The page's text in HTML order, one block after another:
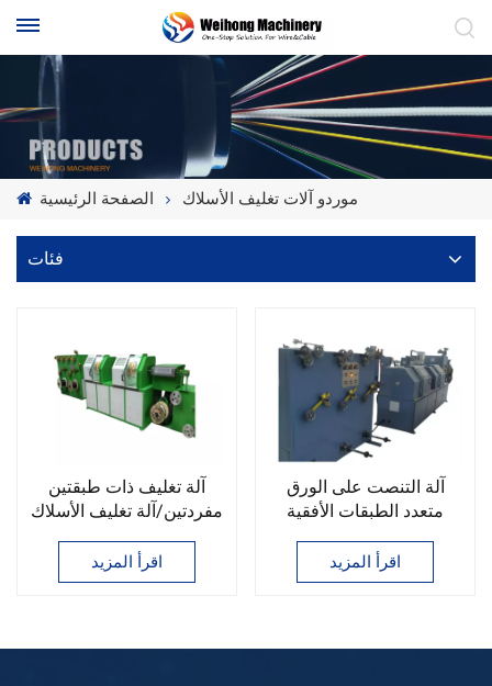
الصفحة الرئيسية موردو آلات تغليف الأسلاك
فئات
آلة تغليف ذات طبقتين
مفردتين/آلة تغليف الأسلاك
والكابلات ذات التحكم
العددي الأفقي
اقرأ المزيد
آلة التنصت على الورق
متعدد الطبقات الأفقية
عالية السرعة آلة التنصت
على الأسلاك والكابلات
متعددة الطبقات
اقرأ المزيد